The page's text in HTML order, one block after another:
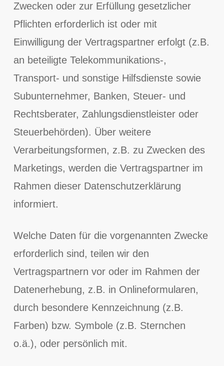
Zwecken oder zur Erfüllung gesetzlicher
Pflichten erforderlich ist oder mit
Einwilligung der Vertragspartner erfolgt (z.B.
an beteiligte Telekommunikations-,
Transport- und sonstige Hilfsdienste sowie
Subunternehmer, Banken, Steuer- und
Rechtsberater, Zahlungsdienstleister oder
Steuerbehörden). Über weitere
Verarbeitungsformen, z.B. zu Zwecken des
Marketings, werden die Vertragspartner im
Rahmen dieser Datenschutzerklärung
informiert.
Welche Daten für die vorgenannten Zwecke
erforderlich sind, teilen wir den
Vertragspartnern vor oder im Rahmen der
Datenerhebung, z.B. in Onlineformularen,
durch besondere Kennzeichnung (z.B.
Farben) bzw. Symbole (z.B. Sternchen
o.ä.), oder persönlich mit.